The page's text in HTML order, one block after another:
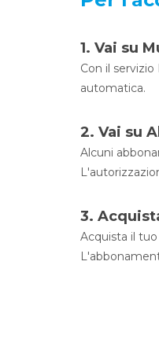
1. Vai su
Con il
automatica.
2. Vai su
Alcuni
3.
Acquista il